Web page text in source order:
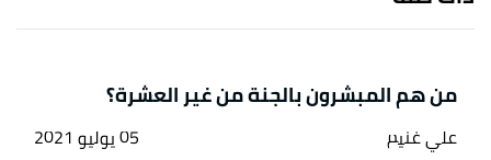
عوف، الصفحة أو الرقم:1/540، متروك.
من هم المبشرون بالجنة من غير العشرة؟
علي غنيم 05 يوليو 2021